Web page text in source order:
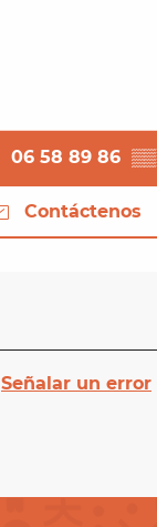
06 58 89 86 ▒▒
Contáctenos
Señalar un error